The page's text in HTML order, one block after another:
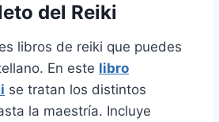
del Reiki
libros de reiki que puedes
En este libro
se tratan los distintos
la maestría. Incluye